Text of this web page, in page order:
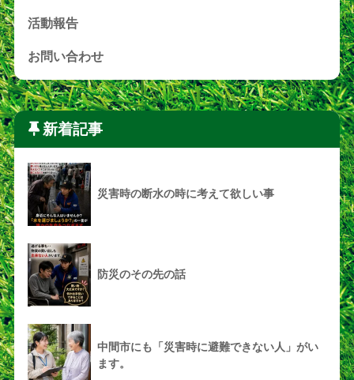
活動報告
お問い合わせ
新着記事
災害時の断水の時に考えて欲しい事
防災のその先の話
中間市にも「災害時に避難できない人」がい
ます。